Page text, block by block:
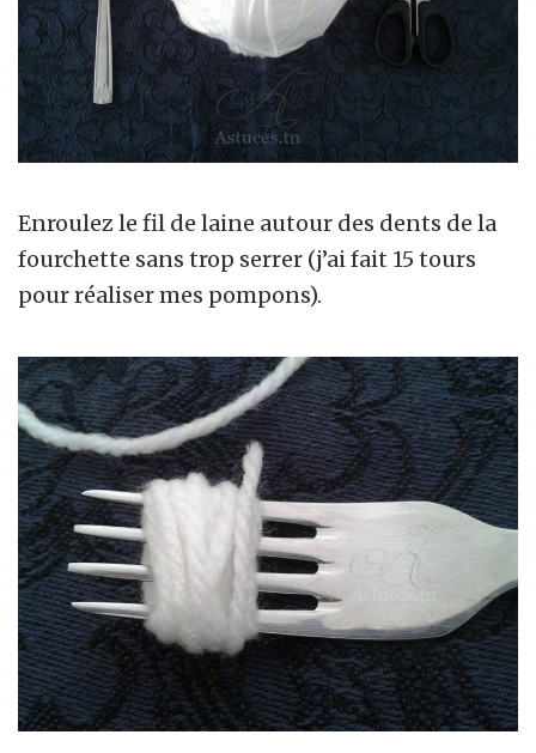
Enroulez le fil de laine autour des dents de la
fourchette sans trop serrer (j’ai fait 15 tours
pour réaliser mes pompons).